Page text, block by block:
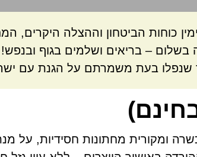
כוחות הביטחון וההצלה היקרים,
– בריאים ושלמים בגוף ובנפש!
שנפלו בעת משמרתם על הגנת עם
ומקורית מחתונות חסידיות, על